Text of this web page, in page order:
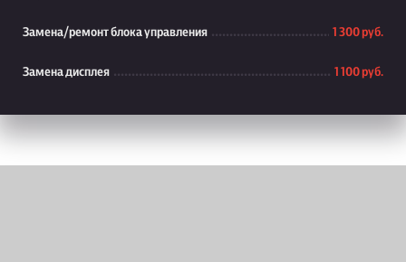
Замена/ремонт блока управления 1 300 руб.
Замена дисплея 1 100 руб.